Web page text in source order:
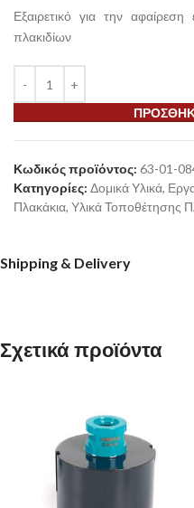
Εξαιρετικό για την
πλακιδίων
Κωδικός προϊόντος: 63-01-
Κατηγορίες: Δομικά Υλικά,
Πλακάκια, Υλικά Τοποθέτησης
Shipping & Delivery
Σχετικά προϊόντα